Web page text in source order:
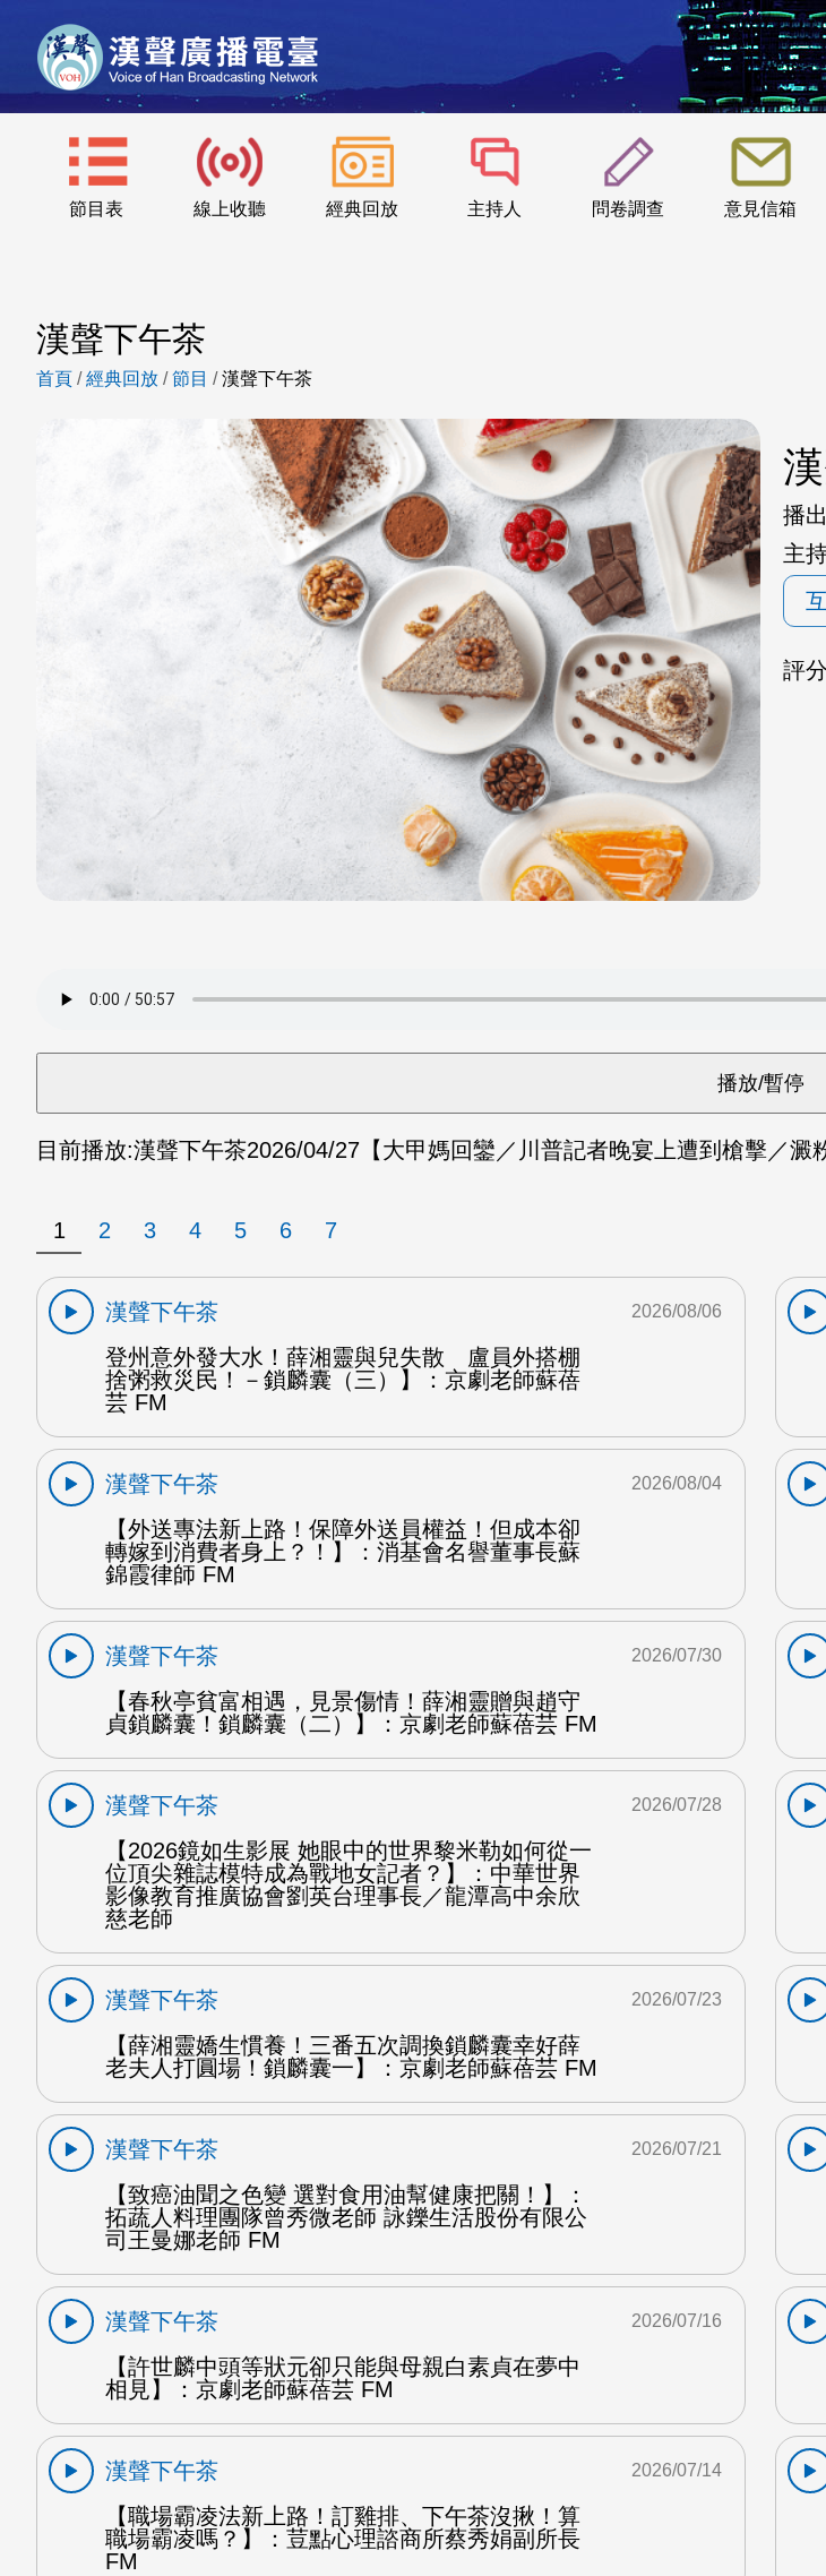
節目表 線上收聽 經典回放 主持人 問卷調查 意見信箱
:::
漢聲下午茶
首頁 /經典回放 /節目 /漢聲下午茶
播
主
評
目前播放:漢聲下午茶2026/04/27 【大甲媽回鑾／川普記者晚宴上遭到槍擊／
1 2 3 4 5 6 7
漢聲下午茶
登州意外發大水！薛湘靈與兒失散 盧員外搭棚
捨粥救災民！－鎖麟囊（三）】：京劇老師蘇蓓
芸 FM
2026/08/06
漢聲下午茶
【外送專法新上路！保障外送員權益！但成本卻
轉嫁到消費者身上？！】：消基會名譽董事長蘇
錦霞律師 FM
2026/08/04
漢聲下午茶
【春秋亭貧富相遇，見景傷情！薛湘靈贈與趙守
貞鎖麟囊！鎖麟囊（二）】：京劇老師蘇蓓芸 FM
2026/07/30
漢聲下午茶
【2026鏡如生影展 她眼中的世界黎米勒如何從一
位頂尖雜誌模特成為戰地女記者？】：中華世界
影像教育推廣協會劉英台理事長／龍潭高中余欣
慈老師
2026/07/28
漢聲下午茶
【薛湘靈嬌生慣養！三番五次調換鎖麟囊幸好薛
老夫人打圓場！鎖麟囊一】：京劇老師蘇蓓芸 FM
2026/07/23
漢聲下午茶
【致癌油聞之色變 選對食用油幫健康把關！】：
拓蔬人料理團隊曾秀微老師 詠鑠生活股份有限公
司王曼娜老師 FM
2026/07/21
漢聲下午茶
【許世麟中頭等狀元卻只能與母親白素貞在夢中
相見】：京劇老師蘇蓓芸 FM
2026/07/16
漢聲下午茶
【職場霸凌法新上路！訂雞排、下午茶沒揪！算
職場霸凌嗎？】：荳點心理諮商所蔡秀娟副所長
FM
2026/07/14